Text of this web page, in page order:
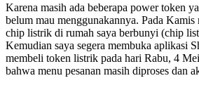
Karena masih ada beberapa power token
belum mau menggunakannya. Pada
chip listrik di rumah saya berbunyi (chip
Kemudian saya segera membuka aplikasi
membeli token listrik pada hari Rabu, 4
bahwa menu pesanan masih diproses dan